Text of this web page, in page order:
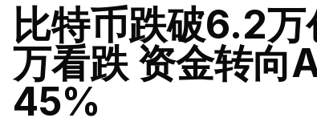
比特币跌破6.2
万看跌 资金转向
45%